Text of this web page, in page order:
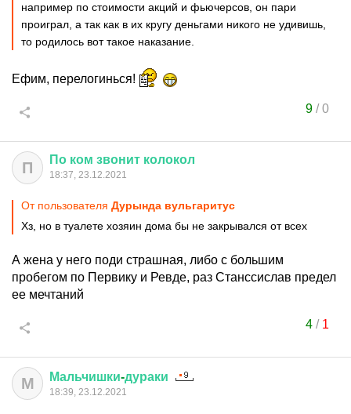
например по стоимости акций и фьючерсов, он пари
проиграл, а так как в их кругу деньгами никого не удивишь,
то родилось вот такое наказание.
Ефим, перелогинься!
9/0
П По ком звонит колокол
18:37, 23.12.2021
От пользователя Дурында вульгаритус
Хз, но в туалете хозяин дома бы не закрывался от всех
А жена у него поди страшная, либо с большим
пробегом по Первику и Ревде, раз Станссислав предел
ее мечтаний
4/ 1
М Мальчишки-дураки
18:39, 23.12.2021